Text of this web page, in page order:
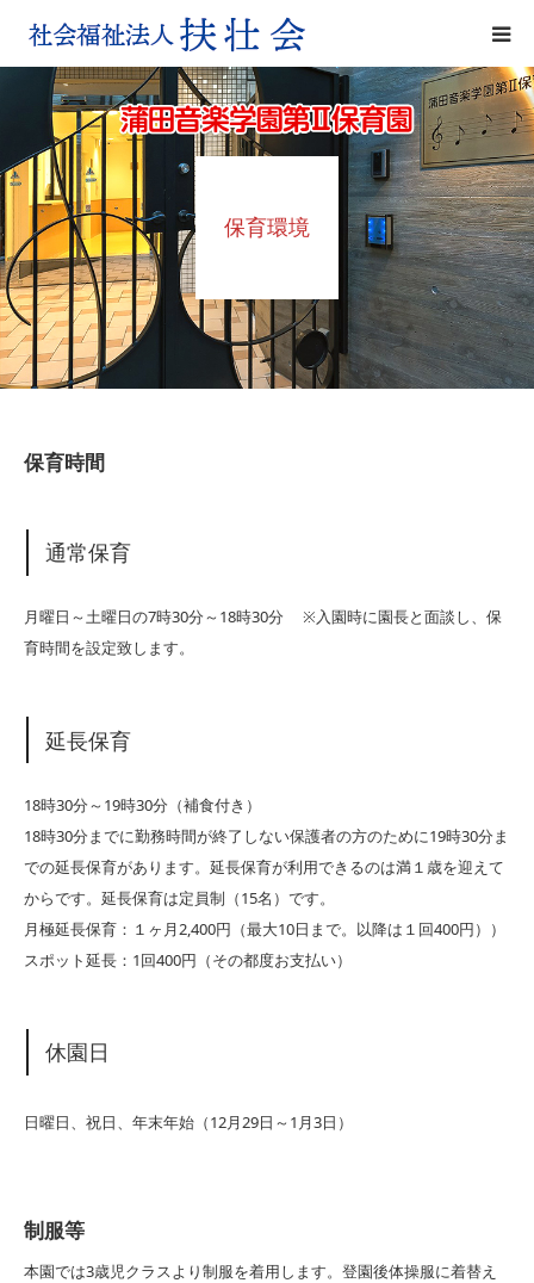
保育環境
保育時間
通常保育
月曜日～土曜日の7時30分～18時30分 ※入園時に園長と面談し、保
育時間を設定致します。
延長保育
18時30分～19時30分（補食付き）
18時30分までに勤務時間が終了しない保護者の方のために19時30分ま
での延長保育があります。延長保育が利用できるのは満１歳を迎えて
からです。延長保育は定員制（15名）です。
月極延長保育：１ヶ月2,400円（最大10日まで。以降は１回400円））
スポット延長：1回400円（その都度お支払い）
休園日
日曜日、祝日、年末年始（12月29日～1月3日）
制服等
本園では3歳児クラスより制服を着用します。登園後体操服に着替え
保育環境
アクセス
各種申請書ダウンロード